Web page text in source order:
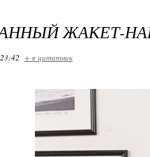
ЖАКЕТ-
+ в цитатник